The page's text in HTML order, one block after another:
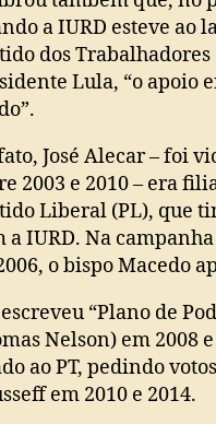
a IURD esteve ao
dos Trabalhadores
Lula, “o apoio
José Alecar – foi
2003 e 2010 – era
Liberal (PL), que
a IURD. Na
o bispo Macedo
“Plano de
Nelson) em 2008
ao PT, pedindo
em 2010 e 2014.